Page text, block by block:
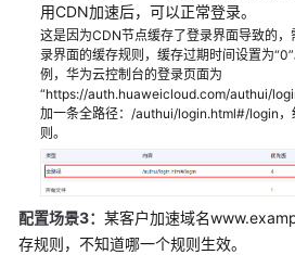
用CDN加速后，可以正常登录。
这是因为CDN节点缓存了登录界面导致的
录界面的缓存规则，缓存过期时间设置为
例，华为云控制台的登录页面为
“https://auth.huaweicloud.com/authui/
加一条全路径：/authui/login.html#/login，
则。
配置场景3： 某客户加速域名
存规则，不知道哪一个规则生效。